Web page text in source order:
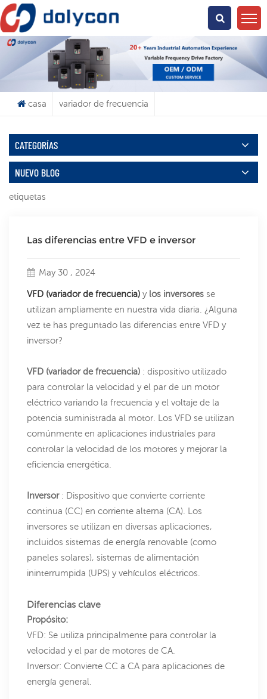
¿Qué Buscas?
casa variador de frecuencia
CATEGORÍAS
NUEVO BLOG
etiquetas
Las diferencias entre VFD e inversor
May 30 , 2024
VFD (variador de frecuencia) y los inversores se
utilizan ampliamente en nuestra vida diaria. ¿Alguna
vez te has preguntado las diferencias entre VFD y
inversor?
VFD (variador de frecuencia) : dispositivo utilizado
para controlar la velocidad y el par de un motor
eléctrico variando la frecuencia y el voltaje de la
potencia suministrada al motor. Los VFD se utilizan
comúnmente en aplicaciones industriales para
controlar la velocidad de los motores y mejorar la
eficiencia energética.
Inversor: Dispositivo que convierte corriente
continua (CC) en corriente alterna (CA). Los
inversores se utilizan en diversas aplicaciones,
incluidos sistemas de energía renovable (como
paneles solares), sistemas de alimentación
ininterrumpida (UPS) y vehículos eléctricos.
Diferencias clave
Propósito:
VFD: Se utiliza principalmente para controlar la
velocidad y el par de motores de CA.
Inversor: Convierte CC a CA para aplicaciones de
energía general.